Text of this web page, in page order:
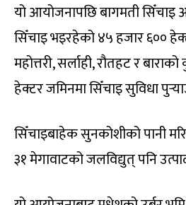
यो आयोजनापछि बागमती सिँचाइ
सिँचाइ भइरहेको ४५ हजार ६००
महोत्तरी, सर्लाही, रौतहट र
हेक्टर जमिनमा सिँचाइ सुविधा
सिँचाइबाहेक सुनकोशीको पानी
३१ मेगावाटको जलविद्युत् पनि